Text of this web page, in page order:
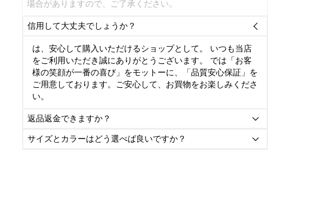
場合がありますので、ご了承ください。
信用して大丈夫でしょうか？ 
は、安心して購入いただけるショップとして。 いつも当店
をご利用いただき誠にありがとうございます。 では「お客
様の笑顔が一番の喜び」をモットーに、「品質安心保証」を
ご用意しております。ご安心して、お買物をお楽しみくださ
い。
返品返金できますか？ 
サイズとカラーはどう選べば良いですか？ 